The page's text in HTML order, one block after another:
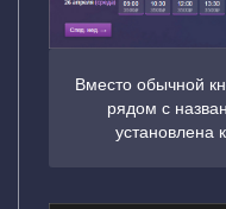
Вместо обычной
рядом с
установлена